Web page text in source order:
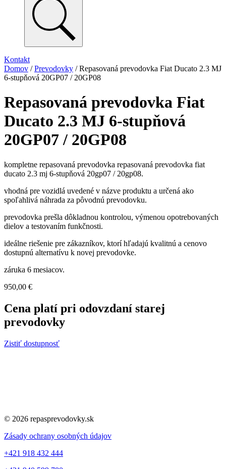
Kontakt
Domov /Prevodovky / Repasovaná prevodovka Fiat Ducato 2.3 MJ
6-stupňová 20GP07 / 20GP08
Repasovaná prevodovka Fiat
Ducato 2.3 MJ 6-stupňová
20GP07 / 20GP08
kompletne repasovaná prevodovka repasovaná prevodovka fiat
ducato 2.3 mj 6-stupňová 20gp07 / 20gp08.
vhodná pre vozidlá uvedené v názve produktu a určená ako
spoľahlivá náhrada za pôvodnú prevodovku.
prevodovka prešla dôkladnou kontrolou, výmenou opotrebovaných
dielov a testovaním funkčnosti.
ideálne riešenie pre zákazníkov, ktorí hľadajú kvalitnú a cenovo
dostupnú alternatívu k novej prevodovke.
záruka 6 mesiacov.
950,00 €
Cena platí pri odovzdaní starej
prevodovky
Zistiť dostupnosť
© 2026 repasprevodovky.sk
Zásady ochrany osobných údajov
+421 918 432 444